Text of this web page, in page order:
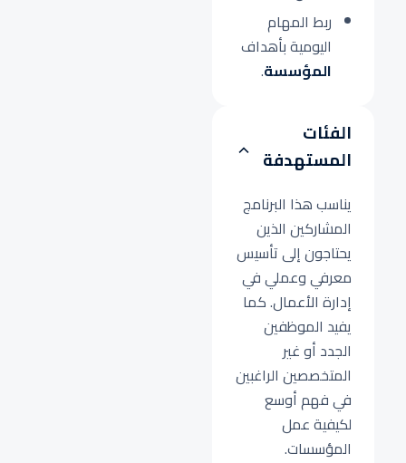
ربط المهام
اليومية بأهداف
المؤسسة.
الفئات
المستهدفة
يناسب هذا البرنامج
المشاركين الذين
يحتاجون إلى تأسيس
معرفي وعملي في
إدارة الأعمال. كما
يفيد الموظفين
الجدد أو غير
المتخصصين الراغبين
في فهم أوسع
لكيفية عمل
المؤسسات.